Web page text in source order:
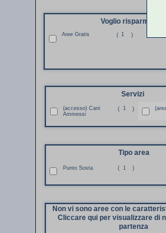
Voglio risparmiare
( 1 )
Aree Gratis
Servizi
(accesso) Cani
Ammessi
( 1 )
Tipo area
Punto Sosta ( 1 )
Non vi sono aree con le
Cliccare qui per visualizzare di
partenza